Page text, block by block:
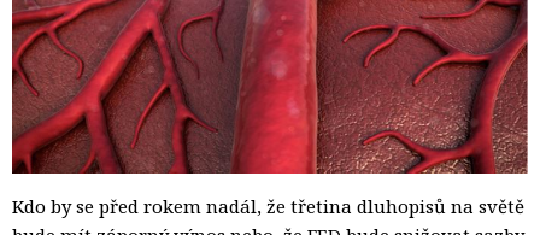
Kdo by se před rokem nadál, že třetina dluhopisů na světě